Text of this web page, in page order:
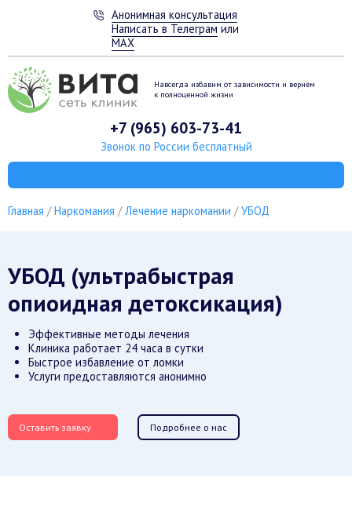
Анонимная консультация
Написать в Телеграм или
MAX
Навсегда избавим от зависимости и вернём
к полноценной жизни
+7 (965) 603-73-41
Звонок по России бесплатный
Главная Наркомания Лечение наркомании УБОД
УБОД (ультрабыстрая
опиоидная детоксикация)
Эффективные методы лечения
Клиника работает 24 часа в сутки
Быстрое избавление от ломки
Услуги предоставляются анонимно
Оставить заявку Подробнее о нас